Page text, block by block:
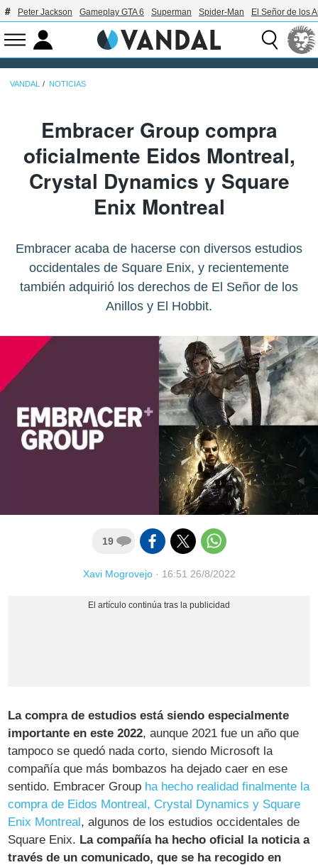
Peter Jackson Gameplay GTA 6 Superman Spider-Man El Señor de los
VANDAL NOTICIAS
Embracer Group compra
oficialmente Eidos Montreal,
Crystal Dynamics y Square
Enix Montreal
Embracer acaba de hacerse con diversos estudios
occidentales de Square Enix, y recientemente
también adquirió los derechos de El Señor de los
Anillos y El Hobbit.
19
Xavi Mogrovejo· 16:51 26/8/2022
La compra de estudios está siendo especialmente
importante en este 2022, aunque 2021 fue un año que
tampoco se quedó nada corto, siendo Microsoft la
compañía que más bombazos ha dejado caer en ese
sentido. Embracer Group ha hecho realidad finalmente la
compra de Eidos Montreal, Crystal Dynamics y Square
Enix Montreal, algunos de los estudios occidentales de
Square Enix. La compañía ha hecho oficial la noticia a
través de un comunicado, que se ha recogido en